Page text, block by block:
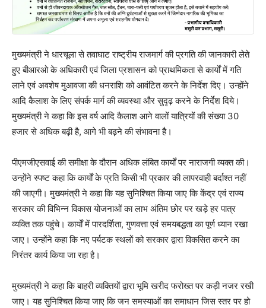
मुख्यमंत्री ने धारचूला से तवाघाट राष्ट्रीय राजमार्ग की प्रगति की जानकारी लेते
हुए बीआरओ के अधिकारी एवं जिला प्रशासन को प्राथमिकता से कार्यों में गति
लाने एवं अवशेष मुआवजा की धनराशि को आवंटित करने के निर्देश दिए। उन्होंने
आदि कैलाश के लिए संपर्क मार्ग की व्यवस्था और सुदृढ़ करने के निर्देश दिये।
मुख्यमंत्री ने कहा कि इस वर्ष आदि कैलाश आने वालों यात्रियों की संख्या 30
हजार से अधिक बढ़ी है, आगे भी बढ़ने की संभावना है।
पीएमजीएसवाई की समीक्षा के दौरान अधिक लंबित कार्यों पर नाराजगी व्यक्त की।
उन्होंने स्पष्ट कहा कि कार्यों के प्रति किसी भी प्रकार की लापरवाही बर्दाश्त नहीं
की जाएगी। मुख्यमंत्री ने कहा कि यह सुनिश्चित किया जाए कि केंद्र एवं राज्य
सरकार की विभिन्न विकास योजनाओं का लाभ अंतिम छोर पर खड़े हर पात्र
व्यक्ति तक पहुंचे। कार्यों में पारदर्शिता, गुणवत्ता एवं समयबद्धता का पूर्ण ध्यान रखा
जाए। उन्होंने कहा कि नए पर्यटक स्थलों को सरकार द्वारा विकसित करने का
निरंतर कार्य किया जा रहा है।
मुख्यमंत्री ने कहा कि बाहरी व्यक्तियों द्वारा भूमि खरीद फरोख्त पर कड़ी नजर रखी
जाए। यह सुनिश्चित किया जाए कि जन समस्याओं का समाधान जिस स्तर पर हो